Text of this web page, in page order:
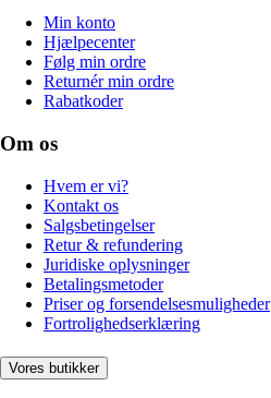
Min konto
Hjælpecenter
Følg min ordre
Returnér min ordre
Rabatkoder
Om os
Hvem er vi?
Kontakt os
Salgsbetingelser
Retur & refundering
Juridiske oplysninger
Betalingsmetoder
Priser og forsendelsesmuligheder
Fortrolighedserklæring
Vores butikker